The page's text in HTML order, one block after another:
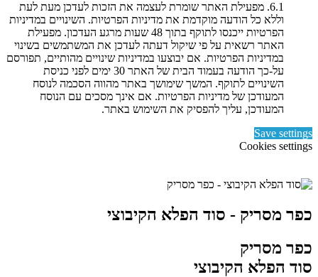
6.1. מפעילת האתר שומרת לעצמה את הזכות לעדכן מעת לעת
וללא כל הודעה מוקדמת את מדיניות הפרטיות. השינויים במדיניות
הפרטיות ייכנסו לתוקף בתוך 48 שעות מרגע העדכון. מפעילת
האתר רשאית על פי שיקול דעתה לעדכן את המשתמשים בשינוי
במדיניות הפרטיות. אם יבוצעו במדיניות שינויים מהותיים, תפורסם
על-כך הודעה בעמוד הבית של האתר 30 ימים לפני כניסת
השינויים לתוקף. המשך שימושך באתר מהווה הסכמה לנוסח
המעודכן של מדיניות הפרטיות. אם אינך מסכים עם הנוסח
המעודכן, עליך להפסיק את השימוש באתר.
Save settings
Cookies settings
כפר מסריק - סוד הפלא הקיבוצי
כפר מסריק
סוד הפלא הקיבוצי